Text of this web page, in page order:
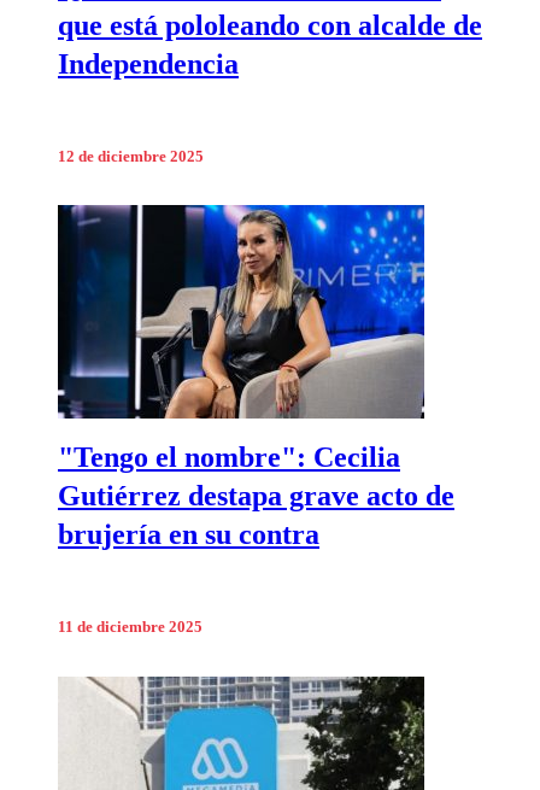
que está pololeando con alcalde de
Independencia
12 de diciembre 2025
"Tengo el nombre": Cecilia
Gutiérrez destapa grave acto de
brujería en su contra
11 de diciembre 2025